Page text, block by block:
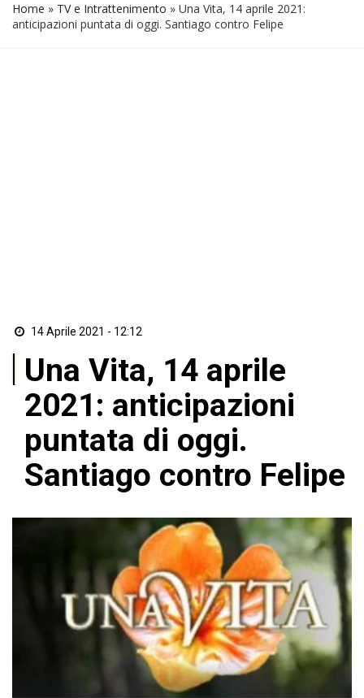
Home » TV e Intrattenimento » Una Vita, 14 aprile 2021:
anticipazioni puntata di oggi. Santiago contro Felipe
14 Aprile 2021 - 12:12
Una Vita, 14 aprile
2021: anticipazioni
puntata di oggi.
Santiago contro Felipe